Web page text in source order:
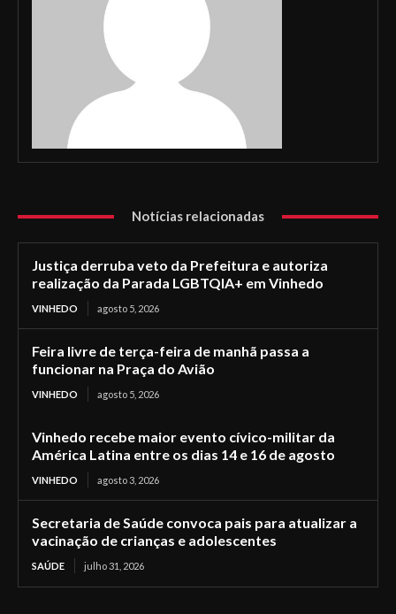
Notícias relacionadas
Justiça derruba veto da Prefeitura e autoriza
realização da Parada LGBTQIA+ em Vinhedo
VINHEDO agosto 5, 2026
Feira livre de terça-feira de manhã passa a
funcionar na Praça do Avião
VINHEDO agosto 5, 2026
Vinhedo recebe maior evento cívico-militar da
América Latina entre os dias 14 e 16 de agosto
VINHEDO agosto 3, 2026
Secretaria de Saúde convoca pais para atualizar a
vacinação de crianças e adolescentes
SAÚDE julho 31, 2026